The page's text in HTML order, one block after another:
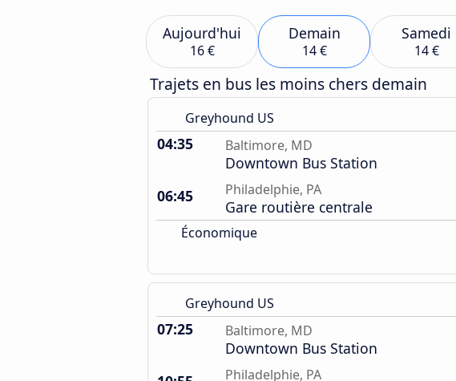
Aujourd'hui
16 €
Demain
14 €
Samedi
14 €
Trajets en bus les moins chers demain
Greyhound US
04:35 Baltimore, MD
Downtown Bus Station
06:45
Philadelphie, PA
Gare routière centrale
Économique
Greyhound US
07:25 Baltimore, MD
Downtown Bus Station
Philadelphie, PA